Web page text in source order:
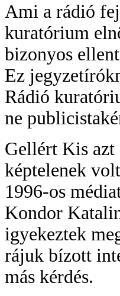
Ami a rádió
kuratórium
bizonyos
Ez
Rádió
ne
Gellért Kis azt
képtelenek
1996-os
Kondor
igyekeztek
rájuk bízott
más kérdés.